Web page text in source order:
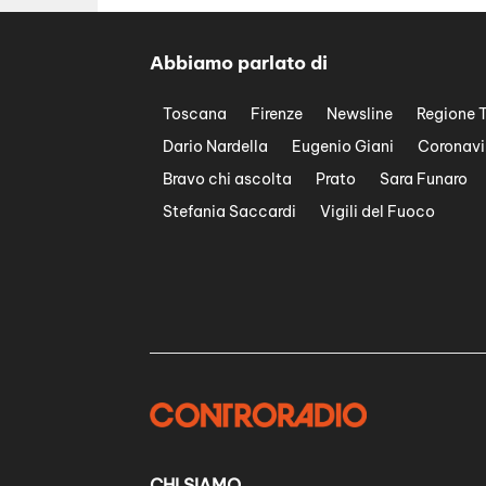
Abbiamo parlato di
Toscana Firenze Newsline
Regione
Dario Nardella
Eugenio Giani
Bravo chi ascolta
Prato
Sara Funaro
Stefania Saccardi
Vigili del Fuoco